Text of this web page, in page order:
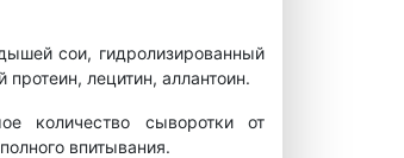
сои, гидролизированный
лецитин, аллантоин.
количество сыворотки от
впитывания.